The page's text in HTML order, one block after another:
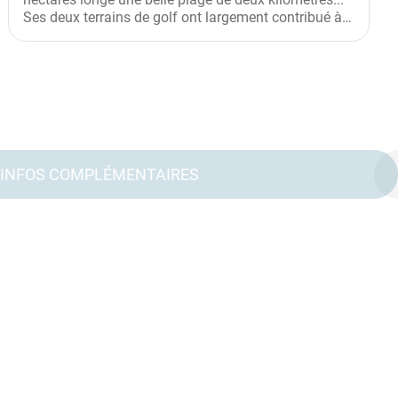
Ses deux terrains de golf ont largement contribué à
INFOS COMPLÉMENTAIRES